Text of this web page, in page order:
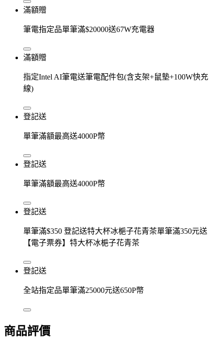
滿額贈
筆電指定品單筆滿$20000送67W充電器
滿額贈
指定Intel AI筆電送筆電配件包(含支架+鼠墊+100W快充
線)
登記送
單筆滿額最高送4000P幣
登記送
單筆滿額最高送4000P幣
登記送
單筆滿$350 登記送特大杯冰梔子花青茶單筆滿350元送
【電子票券】特大杯冰梔子花青茶
登記送
全站指定品單筆滿25000元送650P幣
商品評價